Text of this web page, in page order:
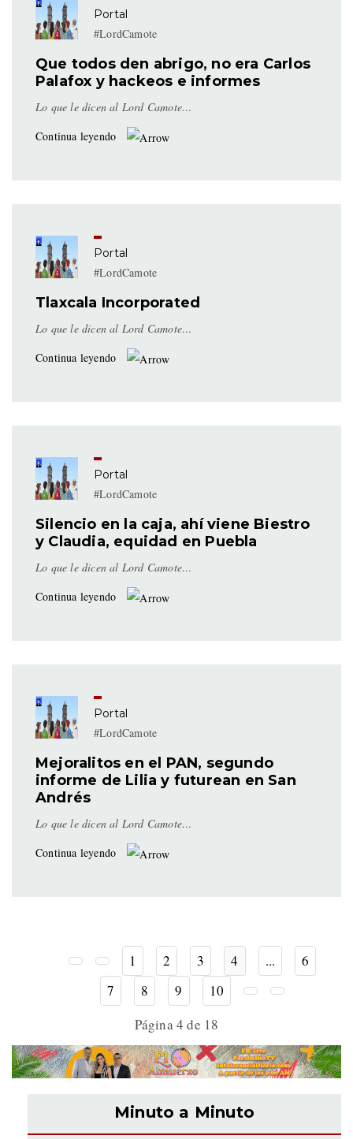
Portal
#LordCamote
Que todos den abrigo, no era Carlos
Palafox y hackeos e informes
Lo que le dicen al Lord Camote…
Continua leyendo
Portal
#LordCamote
Tlaxcala Incorporated
Lo que le dicen al Lord Camote…
Continua leyendo
Portal
#LordCamote
Silencio en la caja, ahí viene Biestro
y Claudia, equidad en Puebla
Lo que le dicen al Lord Camote…
Continua leyendo
Portal
#LordCamote
Mejoralitos en el PAN, segundo
informe de Lilia y futurean en San
Andrés
Lo que le dicen al Lord Camote…
Continua leyendo
1 2 3 4 ...
6
7
8 9
10
Página 4 de 18
Minuto a Minuto